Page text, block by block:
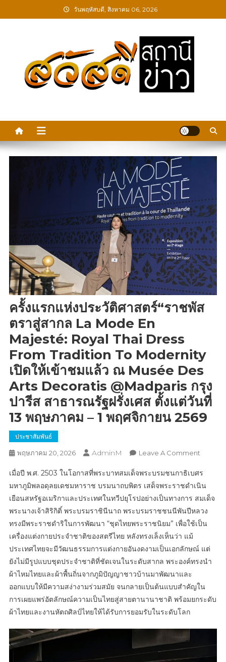
to
วันพฤหัสบดี, สิงหาคม 06, 2026
ครั้งแรกแห่งประวัติศาสตร์“ราชพัส
ตราสู่สากล La Mode En
Majesté: Royal Thai Dress
From Tradition To Modernity
เปิดให้เข้าชมแล้ว ณ Musée Des
Arts Decoratis @madparis กรุง
ปารีส สาธารณรัฐฝรั่งเศส ตั้งแต่วันที่
13 พฤษภาคม – 1 พฤศจิกายน 2569
ประชาสัมพันธ์
พฤษภาคม 20, 2026 AdminM Leave A CommentOn
แรก
แห่ง
ประวัติศ
พัส
ตรา
สากล
La
Royal
เมื่อปี พ.ศ. 2503 ในโอกาสที่พระบาทสมเด็จพระบรมชนกาธิเบศร
มหาภูมิพลอดุลยเดชมหาราช บรมนาถบพิตร เสด็จพระราชดำเนิน
เยือนสหรัฐอเมริกาและประเทศในทวีปยุโรปอย่างเป็นทางการ สมเด็จ
พระนางเจ้าสิริกิติ์ พระบรมราชินีนาถ พระบรมราชชนนีพันปีหลวง
ทรงมีพระราชดำริในการพัฒนา “ชุดไทยพระราชนิยม” เพื่อใช้เป็น
เครื่องแต่งกายประจำชาติของสตรีไทย หลังทรงเล็งเห็นว่า แม้
ประเทศไทยจะมีวัฒนธรรมการแต่งกายอันงดงามเป็นเอกลักษณ์ แต่
ยังไม่มีรูปแบบชุดประจำชาติที่ชัดเจนในระดับสากล พระองค์ทรงนำ
ผ้าไหมไทยและผ้าพื้นถิ่นจากภูมิปัญญาชาวบ้านมาพัฒนาและ
ออกแบบให้มีความสง่างามร่วมสมัย จนกลายเป็นต้นแบบสำคัญใน
การเผยแพร่อัตลักษณ์ความเป็นไทยสู่สายตานานาชาติ พร้อมยกระดับ
ผ้าไทยและงานหัตถศิลป์ไทยให้ได้รับการยอมรับในระดับโลก